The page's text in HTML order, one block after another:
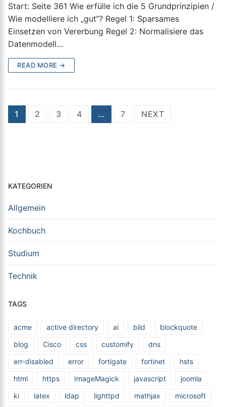
Start: Seite 361 Wie erfülle ich die 5 Grundprinzipien /
Wie modelliere ich „gut“? Regel 1: Sparsames
Einsetzen von Vererbung Regel 2: Normalisiere das
Datenmodell…
READ MORE →
Seitennummerierung
1 2 3 4 … 7 NEXT
KATEGORIEN
Allgemein
Kochbuch
Studium
Technik
TAGS
acme active directory ai bild
blockquote
blog
Cisco css customify
dns
err-disabled
error fortigate fortinet
hsts
html
https ImageMagick javascript
joomla
ki
latex ldap lighttpd mathjax
microsoft